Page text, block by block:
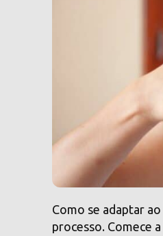
Como se adaptar
processo. Comece